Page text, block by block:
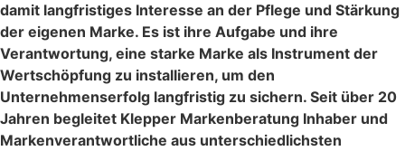
damit langfristiges Interesse an der Pflege und Stärkung
der eigenen Marke. Es ist ihre Aufgabe und ihre
Verantwortung, eine starke Marke als Instrument der
Wertschöpfung zu installieren, um den
Unternehmenserfolg langfristig zu sichern. Seit über 20
Jahren begleitet Klepper Markenberatung Inhaber und
Markenverantwortliche aus unterschiedlichsten